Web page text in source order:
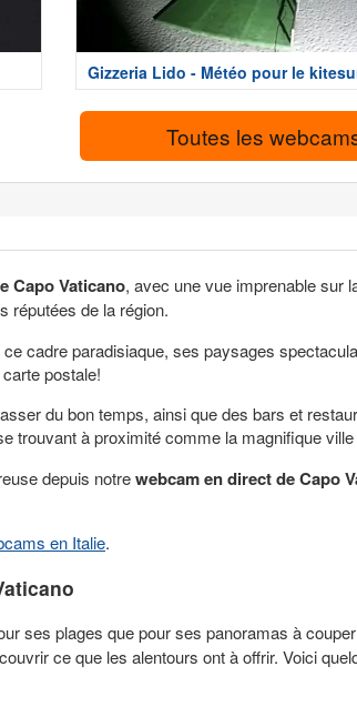
Gizzeria Lido - Météo pour le
Toutes les
Capo Vaticano, avec une vue imprenable sur
réputées de la région.
cadre paradisiaque, ses paysages
postale!
du bon temps, ainsi que des bars et
trouvant à proximité comme la magnifique
depuis notrewebcam en direct de Capo
en Italie.
ses plages que pour ses panoramas à
ce que les alentours ont à offrir. Voici